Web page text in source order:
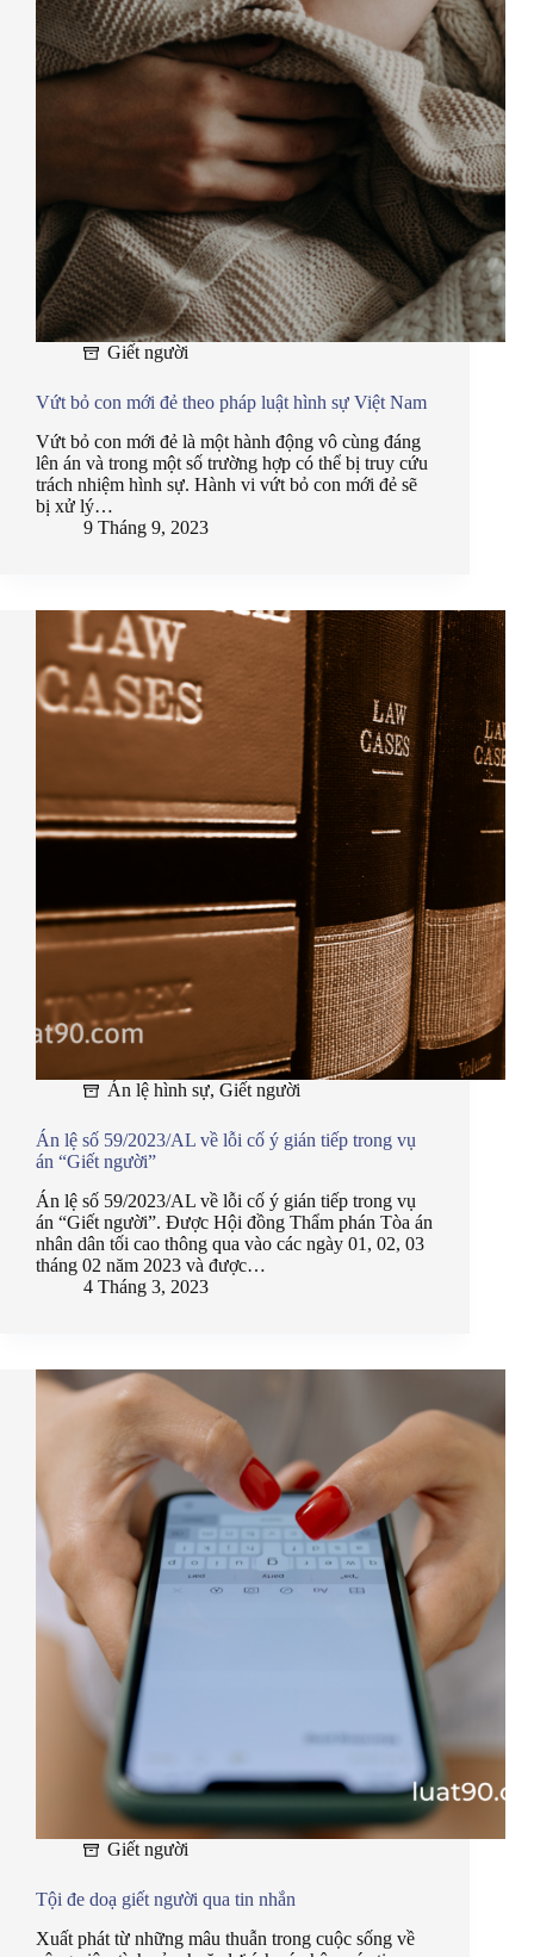
Giết người
Vứt bỏ con mới đẻ theo pháp luật hình sự Việt Nam
Vứt bỏ con mới đẻ là một hành động vô cùng đáng
lên án và trong một số trường hợp có thể bị truy cứu
trách nhiệm hình sự. Hành vi vứt bỏ con mới đẻ sẽ
bị xử lý…
9 Tháng 9, 2023
Án lệ hình sự, Giết người
Án lệ số 59/2023/AL về lỗi cố ý gián tiếp trong vụ
án “Giết người”
Án lệ số 59/2023/AL về lỗi cố ý gián tiếp trong vụ
án “Giết người”. Được Hội đồng Thẩm phán Tòa án
nhân dân tối cao thông qua vào các ngày 01, 02, 03
tháng 02 năm 2023 và được…
4 Tháng 3, 2023
Giết người
Tội đe doạ giết người qua tin nhắn
Xuất phát từ những mâu thuẫn trong cuộc sống về